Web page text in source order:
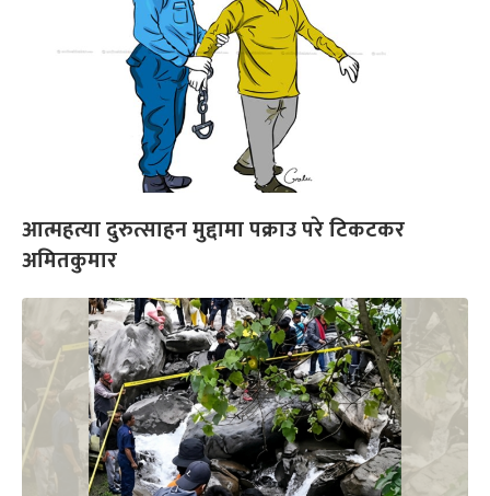
आत्महत्या दुरुत्साहन मुद्दामा पक्राउ परे टिकटकर
अमितकुमार